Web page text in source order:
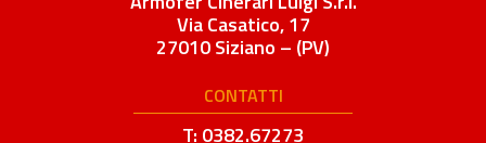
Via Casatico, 17
27010 Siziano – (PV)
CONTATTI
T: 0382.67273